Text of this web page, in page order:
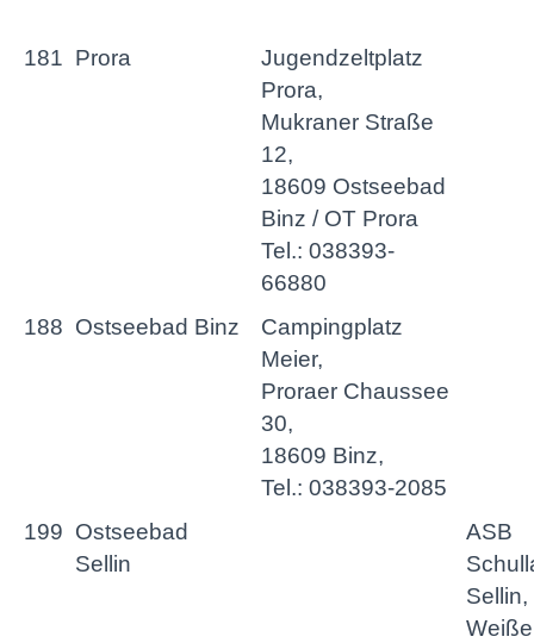
181 Prora
Jugendzeltplatz
Prora,
Mukraner Straße
12,
18609 Ostseebad
Binz / OT Prora
Tel.: 038393-
66880
188 Ostseebad Binz
Campingplatz
Meier,
Proraer Chaussee
30,
18609 Binz,
Tel.: 038393-2085
199 Ostseebad
Sellin
ASB
Sellin,